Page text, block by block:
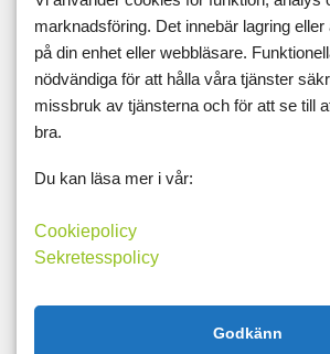
lax
lcd LCHF lchp lchq
likör
lillfinger livet livskvalité
löpning
lopp löpskytte lösningar
mammaträning
mässa
mat Matdagboken
mått
md mello mental träning
marknadsföring. Det innebär lagring
på din enhet eller webbläsare.
nödvändiga för att hålla våra tjänster
missbruk av tjänsterna och för att se till
bra.
Du kan läsa mer i vår:
Cookiepolicy
Sekretesspolicy
Godkänn